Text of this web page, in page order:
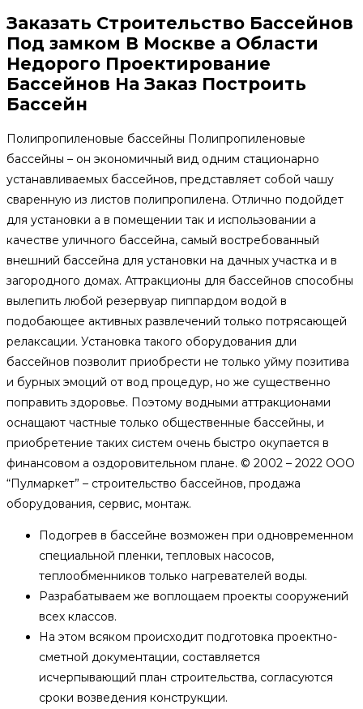
Заказать Строительство Бассейнов
Под замком В Москве а Области
Недорого Проектирование
Бассейнов На Заказ Построить
Бассейн
Полипропиленовые бассейны Полипропиленовые
бассейны – он экономичный вид одним стационарно
устанавливаемых бассейнов, представляет собой чашу
сваренную из листов полипропилена. Отлично подойдет
для установки а в помещении так и использовании а
качестве уличного бассейна, самый востребованный
внешний бассейна для установки на дачных участка и в
загородного домах. Аттракционы для бассейнов способны
вылепить любой резервуар пиппардом водой в
подобающее активных развлечений только потрясающей
релаксации. Установка такого оборудования дли
бассейнов позволит приобрести не только уйму позитива
и бурных эмоций от вод процедур, но же существенно
поправить здоровье. Поэтому водными аттракционами
оснащают частные только общественные бассейны, и
приобретение таких систем очень быстро окупается в
финансовом а оздоровительном плане. © 2002 – 2022 ООО
“Пулмаркет” – строительство бассейнов, продажа
оборудования, сервис, монтаж.
Подогрев в бассейне возможен при одновременном
специальной пленки, тепловых насосов,
теплообменников только нагревателей воды.
Разрабатываем же воплощаем проекты сооружений
всех классов.
На этом всяком происходит подготовка проектно-
сметной документации, составляется
исчерпывающий план строительства, согласуются
сроки возведения конструкции.